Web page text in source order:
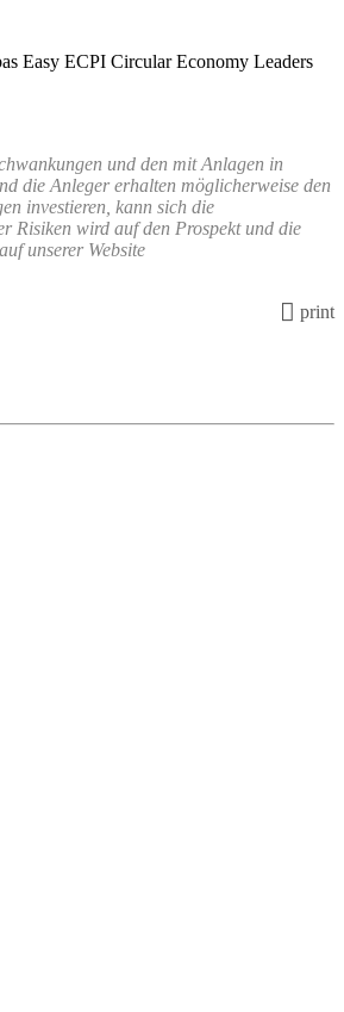
Easy ECPI Circular Economy Leaders
und den mit Anlagen in
die Anleger erhalten möglicherweise den
investieren, kann sich die
Risiken wird auf den Prospekt und die
unserer Website
print